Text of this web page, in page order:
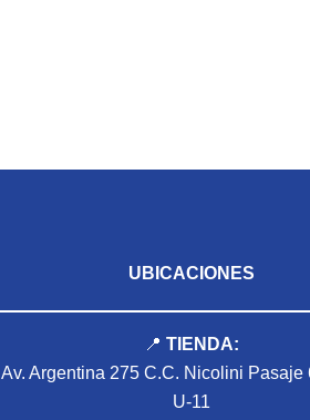
UBICACIONES
📍 TIENDA:
Av. Argentina 275 C.C. Nicolini Pasaje
U-11